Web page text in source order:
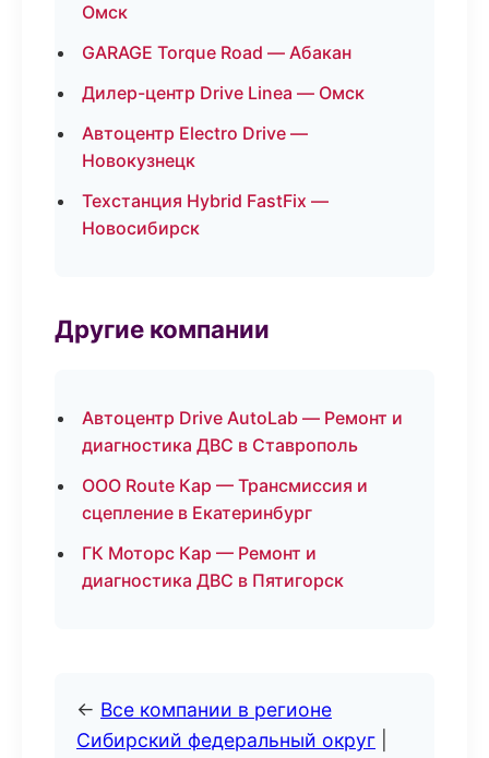
Омск
GARAGE Torque Road — Абакан
Дилер-центр Drive Linea — Омск
Автоцентр Electro Drive —
Новокузнецк
Техстанция Hybrid FastFix —
Новосибирск
Другие компании
Автоцентр Drive AutoLab — Ремонт и
диагностика ДВС в Ставрополь
ООО Route Кар — Трансмиссия и
сцепление в Екатеринбург
ГК Моторс Кар — Ремонт и
диагностика ДВС в Пятигорск
← Все компании в регионе
Сибирский федеральный округ